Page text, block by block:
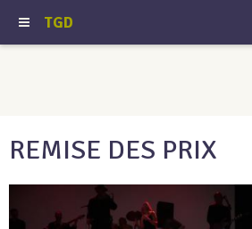
TGD
REMISE DES PRIX